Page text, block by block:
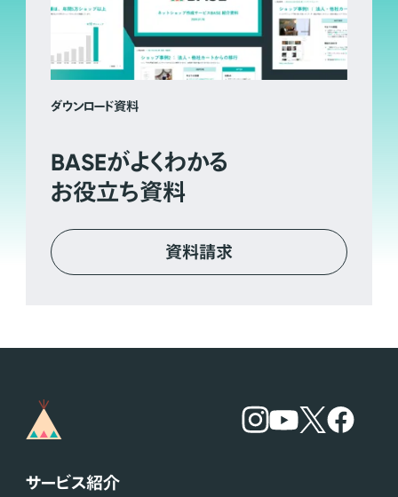
ダウンロード資料
BASEがよくわかる
お役立ち資料
資料請求
サービス紹介